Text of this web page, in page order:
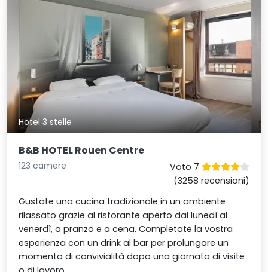
Hotel 3 stelle
B&B HOTEL Rouen Centre
123 camere
Voto 7
(3258 recensioni)
Gustate una cucina tradizionale in un ambiente
rilassato grazie al ristorante aperto dal lunedì al
venerdì, a pranzo e a cena. Completate la vostra
esperienza con un drink al bar per prolungare un
momento di convivialità dopo una giornata di visite